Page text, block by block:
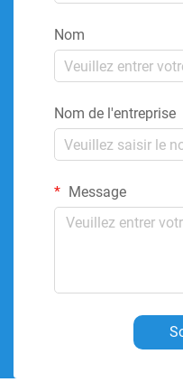
Nom
Nom de l'entreprise
Message